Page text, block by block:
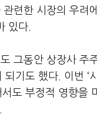
관련한 시장의 우
있다.
도 그동안 상장사
되기도 했다. 이번 ‘
도 부정적 영향을